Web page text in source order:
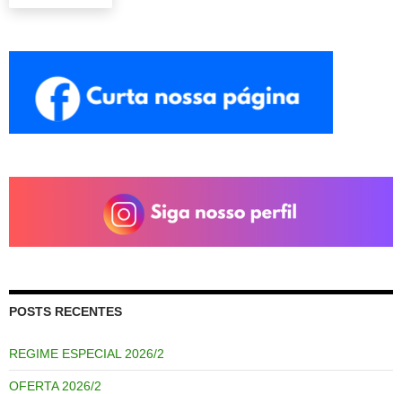
POSTS RECENTES
REGIME ESPECIAL 2026/2
OFERTA 2026/2